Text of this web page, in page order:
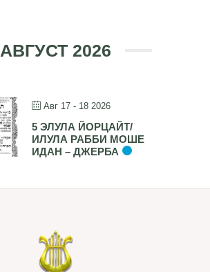
АВГУСТ 2026
Авг 17 - 18 2026
5 ЭЛУЛА ЙОРЦАЙТ/
ИЛУЛА РАББИ МОШЕ
ИДАН – ДЖЕРБА